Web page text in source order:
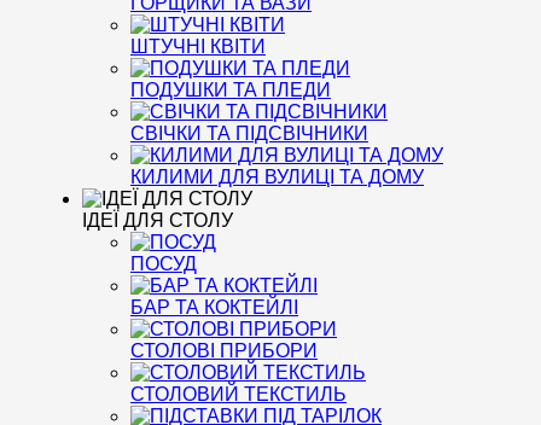
ШТУЧНІ КВІТИ
ПОДУШКИ ТА ПЛЕДИ
СВІЧКИ ТА ПІДСВІЧНИКИ
КИЛИМИ ДЛЯ ВУЛИЦІ ТА ДОМУ
ІДЕЇ ДЛЯ СТОЛУ
ПОСУД
БАР ТА КОКТЕЙЛІ
СТОЛОВІ ПРИБОРИ
СТОЛОВИЙ ТЕКСТИЛЬ